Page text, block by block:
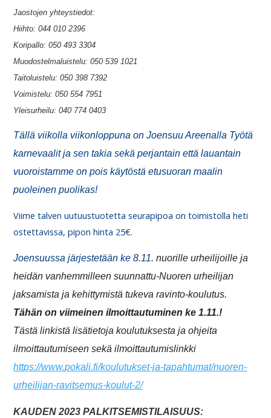
Jaostojen yhteystiedot:
Hiihto: 044 010 2396
Koripallo: 050 493 3304
Muodostelmaluistelu: 050 539 1021
Taitoluistelu: 050 398 7392
Voimistelu: 050 554 7951
Yleisurheilu: 040 774 0403
Tällä viikolla viikonloppuna on Joensuu Areenalla Työtä
karnevaalit ja sen takia sekä perjantain että lauantain
vuoroistamme on pois käytöstä etusuoran maalin
puoleinen puolikas!
Viime talven uutuustuotetta seurapipoa on toimistolla heti
ostettavissa, pipon hinta 25€.
Joensuussa järjestetään ke 8.11.nuorille urheilijoille ja
heidän vanhemmilleen suunnattu-Nuoren urheilijan
jaksamista ja kehittymistä tukeva ravinto-koulutus.
Tähän on viimeinen ilmoittautuminen ke 1.11.!
Tästä linkistä lisätietoja koulutuksesta ja ohjeita
ilmoittautumiseen sekä ilmoittautumislinkki
https://www.pokali.fi/koulutukset-ja-tapahtumat/nuoren-
urheilijan-ravitsemus-koulut-2/
KAUDEN 2023 PALKITSEMISTILAISUUS: